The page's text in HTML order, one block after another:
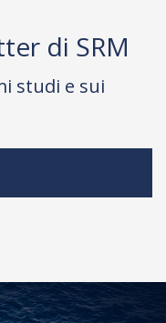
di SRM
studi e sui